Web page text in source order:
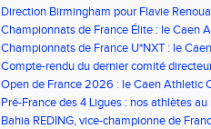
Direction Birmingham pour Flavie
Championnats de France Élite : le Caen
vous à Albi !
Championnats de France U*NXT : le
Stade Charléty !
Compte-rendu du dernier comité
Open de France 2026 : le Caen Athletic
Pré-France des 4 Ligues : nos athlètes
Bahia REDING, vice-championne de